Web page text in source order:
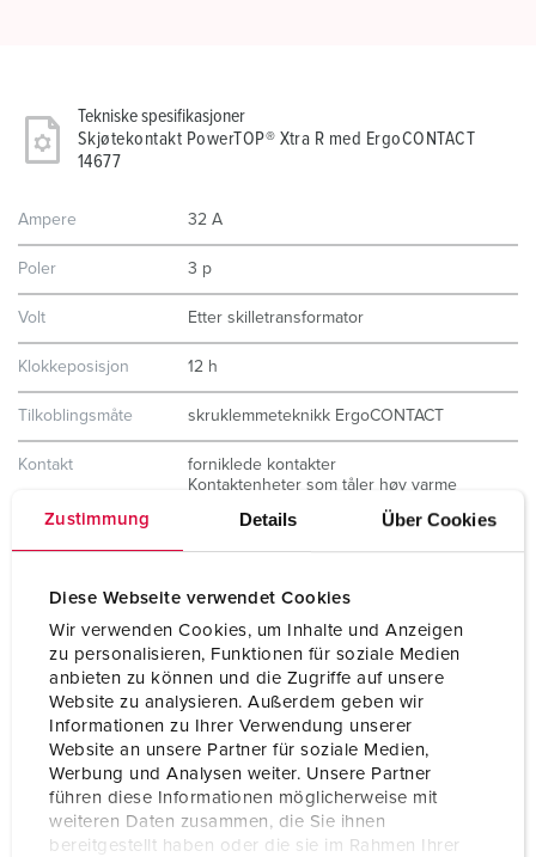
Zustimmung Details Über Cookies
Diese Webseite verwendet Cookies
Wir verwenden Cookies, um Inhalte und Anzeigen
zu personalisieren, Funktionen für soziale Medien
anbieten zu können und die Zugriffe auf unsere
Website zu analysieren. Außerdem geben wir
Informationen zu Ihrer Verwendung unserer
Website an unsere Partner für soziale Medien,
Werbung und Analysen weiter. Unsere Partner
führen diese Informationen möglicherweise mit
weiteren Daten zusammen, die Sie ihnen
bereitgestellt haben oder die sie im Rahmen Ihrer
Tekniske spesifikasjoner
Skjøtekontakt PowerTOP® Xtra R med ErgoCONTACT
14677
Ampere 32 A
Poler 3 p
Volt Etter skilletransformator
Klokkeposisjon 12 h
Tilkoblingsmåte skruklemmeteknikk ErgoCONTACT
Kontakt
forniklede kontakter
Kontaktenheter som tåler høy varme
Kapslingsgrad IP67 / IP69
410 g
Kontrollmerke VDE